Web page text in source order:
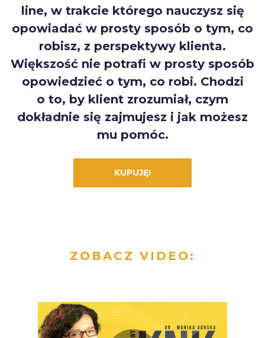
line, w trakcie którego nauczysz się
opowiadać w prosty sposób o tym, co
robisz, z perspektywy klienta.
Większość nie potrafi w prosty sposób
opowiedzieć o tym, co robi. Chodzi
o to, by klient zrozumiał, czym
dokładnie się zajmujesz i jak możesz
mu pomóc.
KUPUJĘ!
ZOBACZ VIDEO: